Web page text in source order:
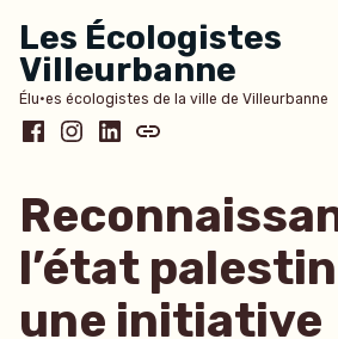
au
contenu
Les Écologistes
Villeurbanne
Élu·es écologistes de la ville de Villeurbanne
Facebook
Instagram
LinkedInBluesky
l’état
une initiative